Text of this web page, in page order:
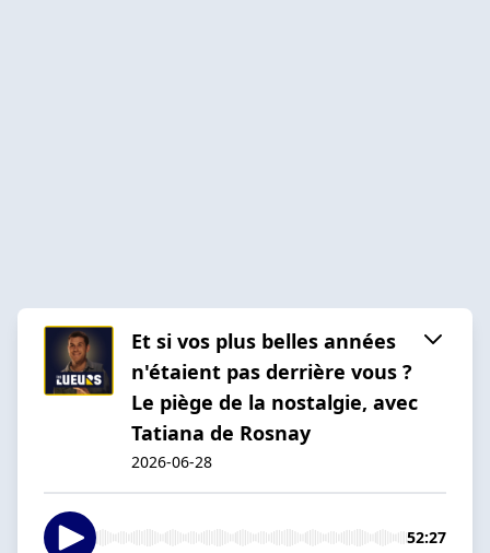
Et si vos plus belles années
n'étaient pas derrière vous ?
Le piège de la nostalgie, avec
Tatiana de Rosnay
2026-06-28
52:27